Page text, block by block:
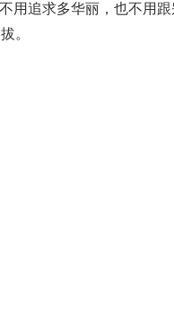
用追求多华丽，也不用
。